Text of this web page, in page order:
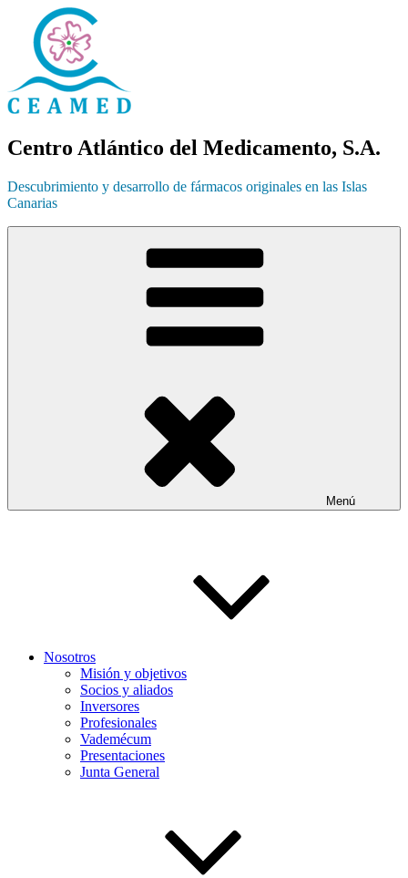
contenido
Centro Atlántico del Medicamento, S.A.
Descubrimiento y desarrollo de fármacos originales en las Islas
Canarias
Menú
Nosotros
Misión y objetivos
Socios y aliados
Inversores
Profesionales
Vademécum
Presentaciones
Junta General